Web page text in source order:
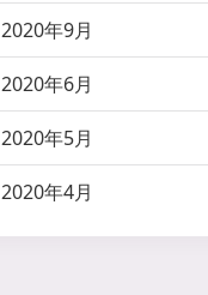
2020年9月
2020年6月
2020年5月
2020年4月